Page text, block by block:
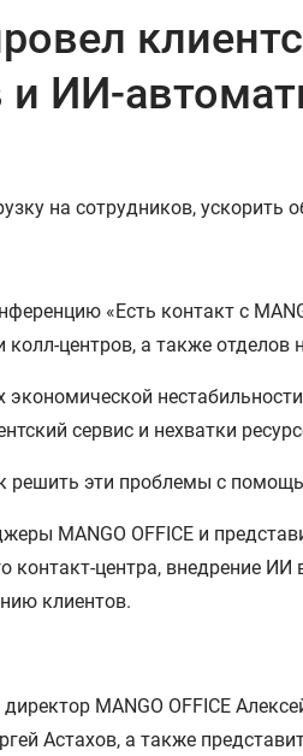
и ИИ-
на сотрудников,
«Есть контакт с
колл-центров, а также
экономической
сервис и нехватки
решить эти проблемы с
MANGO OFFICE и
контакт-центра, внедрение
клиентов.
MANGO OFFICE
Астахов, а также